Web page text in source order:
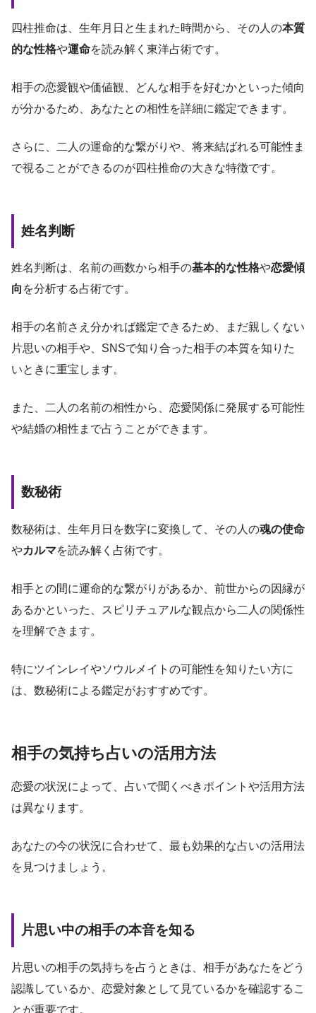
四柱推命は、生年月日と生まれた時間から、その人の本質
的な性格や運命を読み解く東洋占術です。
相手の恋愛観や価値観、どんな相手を好むかといった傾向
が分かるため、あなたとの相性を詳細に鑑定できます。
さらに、二人の運命的な繋がりや、将来結ばれる可能性ま
で視ることができるのが四柱推命の大きな特徴です。
姓名判断
姓名判断は、名前の画数から相手の基本的な性格や恋愛傾
向 を分析する占術です。
相手の名前さえ分かれば鑑定できるため、まだ親しくない
片思いの相手や、SNSで知り合った相手の本質を知りた
いときに重宝します。
また、二人の名前の相性から、恋愛関係に発展する可能性
や結婚の相性まで占うことができます。
数秘術
数秘術は、生年月日を数字に変換して、その人の魂の使命
やカルマを読み解く占術です。
相手との間に運命的な繋がりがあるか、前世からの因縁が
あるかといった、スピリチュアルな観点から二人の関係性
を理解できます。
特にツインレイやソウルメイトの可能性を知りたい方に
は、数秘術による鑑定がおすすめです。
相手の気持ち占いの活用方法
恋愛の状況によって、占いで聞くべきポイントや活用方法
は異なります。
あなたの今の状況に合わせて、最も効果的な占いの活用法
を見つけましょう。
片思い中の相手の本音を知る
片思いの相手の気持ちを占うときは、相手があなたをどう
認識しているか、恋愛対象として見ているかを確認するこ
とが重要です。